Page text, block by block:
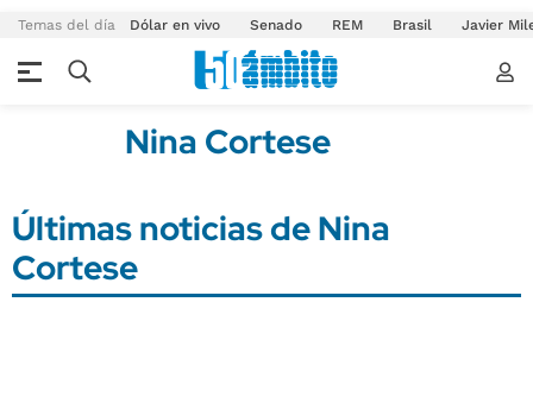
Temas del día Dólar en vivo Senado REM Brasil Javier
Nina Cortese
Últimas noticias de Nina
Cortese